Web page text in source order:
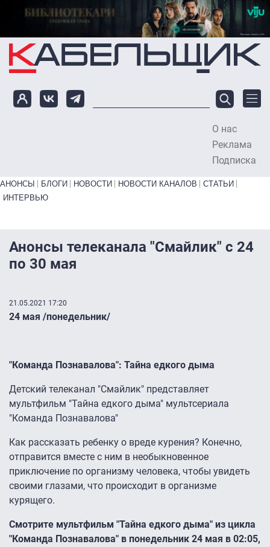
Перейти к основному содержанию
О нас
Реклама
Подписка
Primary links bottom
АНОНСЫ БЛОГИ НОВОСТИ НОВОСТИ КАНАЛОВ
СТАТЬИ
ИНТЕРВЬЮ
Анонсы телеканала "Смайлик" с 24
по 30 мая
21.05.2021 17:20
24 мая /понедельник/
"Команда Познавалова": Тайна едкого дыма
Детский телеканал "Смайлик" представляет
мультфильм "Тайна едкого дыма" мультсериала
"Команда Познавалова"
Как рассказать ребенку о вреде курения? Конечно,
отправится вместе с ним в необыкновенное
приключение по организму человека, чтобы увидеть
своими глазами, что происходит в организме
курящего.
Смотрите мультфильм "Тайна едкого дыма" из цикла
"Команда Познавалова" в понедельник 24 мая в 02:05,